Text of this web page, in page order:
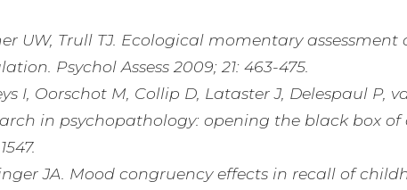
UW, Trull TJ. Ecological momentary
Psychol Assess 2009; 21: 463-475.
I, Oorschot M, Collip D, Lataster J, Delespaul P,
in psychopathology: opening the black box of
JA. Mood congruency effects in recall of